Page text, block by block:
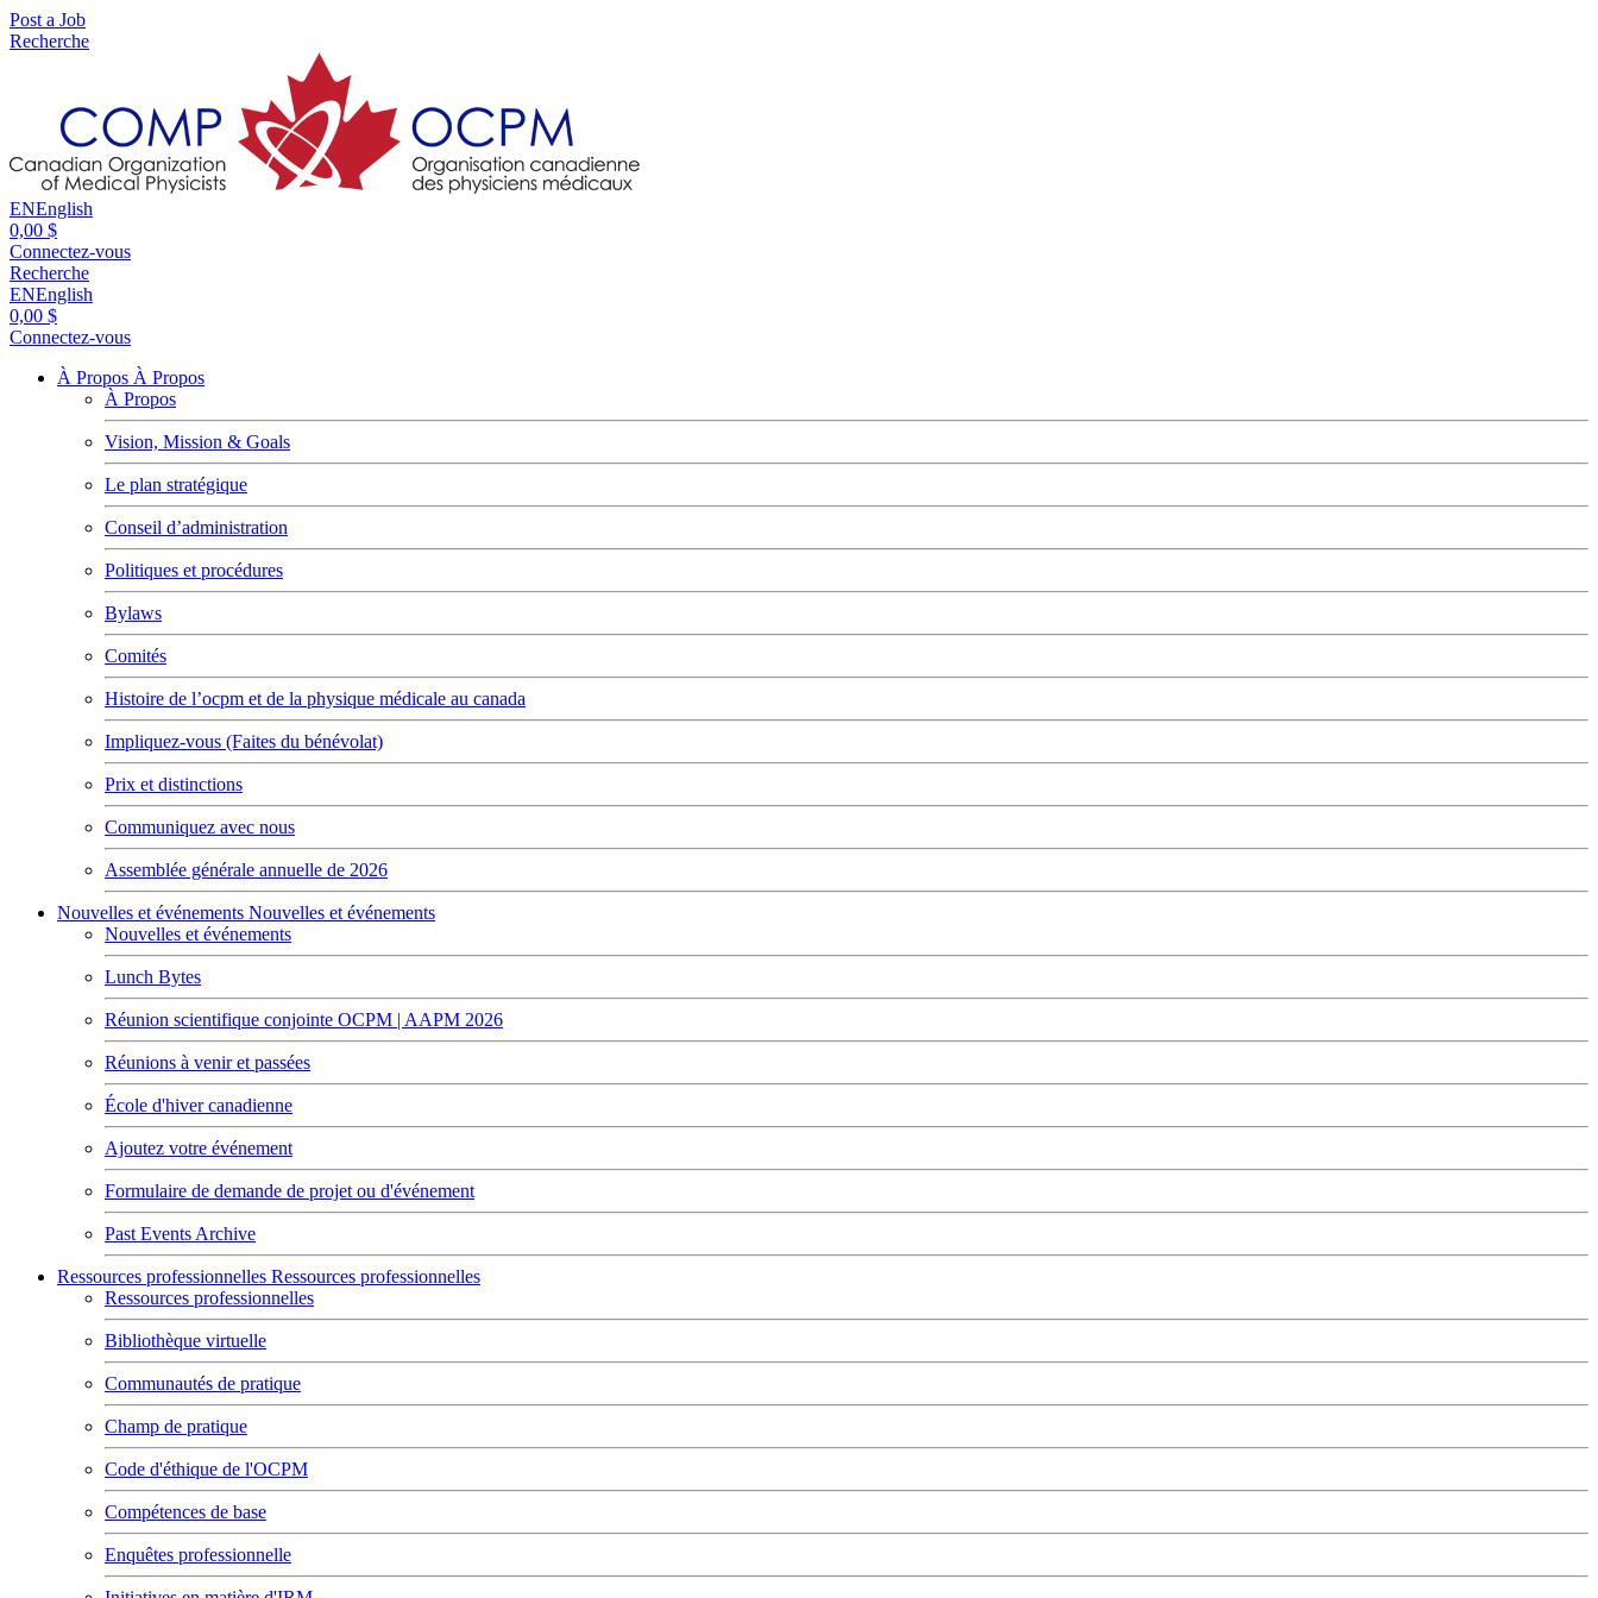
Post a Job
Recherche
ENEnglish
0,00 $
Connectez-vous
Recherche
ENEnglish
0,00 $
Connectez-vous
À Propos À Propos
À Propos
Vision, Mission & Goals
Le plan stratégique
Conseil d’administration
Politiques et procédures
Bylaws
Comités
Histoire de l’ocpm et de la physique médicale au canada
Impliquez-vous (Faites du bénévolat)
Prix et distinctions
Communiquez avec nous
Assemblée générale annuelle de 2026
Nouvelles et événements Nouvelles et événements
Nouvelles et événements
Lunch Bytes
Réunion scientifique conjointe OCPM | AAPM 2026
Réunions à venir et passées
École d'hiver canadienne
Ajoutez votre événement
Formulaire de demande de projet ou d'événement
Past Events Archive
Ressources professionnelles Ressources professionnelles
Ressources professionnelles
Bibliothèque virtuelle
Communautés de pratique
Champ de pratique
Code d'éthique de l'OCPM
Compétences de base
Enquêtes professionnelle